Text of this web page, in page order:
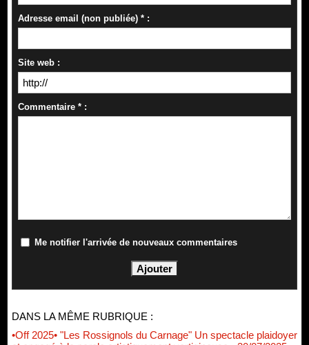
Adresse email (non publiée) * :
Site web :
Commentaire * :
Me notifier l'arrivée de nouveaux commentaires
DANS LA MÊME RUBRIQUE :
•Off 2025• "Les Rossignols du Carnage" Un spectacle plaidoyer